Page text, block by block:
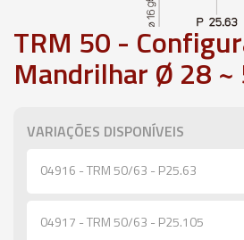
TRM 50 -
Mandrilhar Ø 28 ~
VARIAÇÕES DISPONÍVEIS
04916 - TRM 50/63 - P25.63
04917 - TRM 50/63 - P25.105